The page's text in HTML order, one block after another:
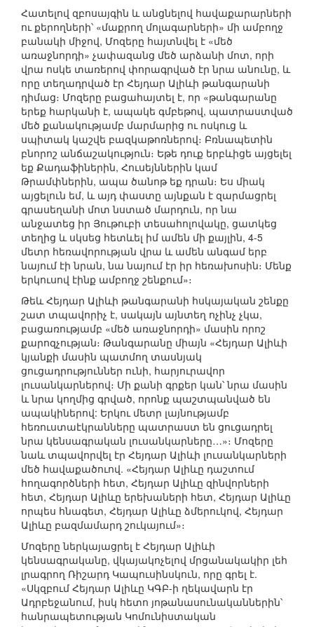
Հատելով զբոսայգին և անցնելով հավաքարարների
ու քերողների՝ «մաքրող մոլագարների» մի ամբողջ
բանակի միջով, Մոզերը հայտնվել է «մեծ
առաջնորդի» չափազանց մեծ արձանի մոտ, որի
վրա ոսկե տառերով փորագրված էր նրա անունը, և
որը տեղադրված էր Հեյդար Ալիևի թանգարանի
դիմաց։ Մոզերը բացահայտել է, որ «թանգարանը
երեք հարկանի է, ապակե գմբեթով, պատրաստված
մեծ քանակությամբ մարմարից ու ոսկուց և
սպիտակ կաշվե բազկաթոռներով։ Բռնապետին
բնորոշ անճաշակություն։ Եթե դուք երբևիցե այցելել
եք Քադաֆիներին, Հուսեյններին կամ
Թրամփներին, ապա ծանոթ եք դրան։ Ես միակ
այցելուն եմ, և այդ փաստը այնքան է զարմացրել
գրասեղանի մոտ նստած մարդուն, որ նա
անջատեց իր Յութուբի տեսահոլովակը, ցատկեց
տեղից և սկսեց հետևել իմ ամեն մի քայլին, 4-5
մետր հեռավորության վրա և ամեն անգամ երբ
նայում էի նրան, նա նայում էր իր հեռախոսին։ Մենք
երկուսով էինք ամբողջ շենքում»։
Թեև Հեյդար Ալիևի թանգարանի հսկայական շենքը
շատ տպավորիչ է, սակայն այնտեղ ոչինչ չկա,
բացառությամբ «մեծ առաջնորդի» մասին որոշ
քարոզչության։ Թանգարանը միայն «Հեյդար Ալիևի
կյանքի մասին պատմող տասնյակ
ցուցադրություններ ունի, հարյուրավոր
լուսանկարներով։ Մի քանի գրքեր կան՝ նրա մասին
և նրա կողմից գրված, որոնք պաշտպանված են
ապակիներով: Երկու մետր լայնությամբ
հեռուստաէկրանները պատրաստ են ցուցադրել
նրա կենսագրական լուսանկարները…»։ Մոզերը
նաև տպավորվել էր Հեյդար Ալիևի լուսանկարների
մեծ հավաքածուով. «Հեյդար Ալիևը դաշտում
հողագործների հետ, Հեյդար Ալիևը զինվորների
հետ, Հեյդար Ալիևը երեխաների հետ, Հեյդար Ալիևը
որպես հնագետ, Հեյդար Ալիևը ձմերուկով, Հեյդար
Ալիևը բազմամարդ շուկայում»։
Մոզերը ներկայացրել է Հեյդար Ալիևի
կենսագրականը, վկայակոչելով մրցանակակիր լեհ
լրագրող Ռիշարդ Կապուսինսկուն, որը գրել է.
«Սկզբում Հեյդար Ալիևը ԿԳԲ-ի ղեկավարն էր
Ադրբեջանում, իսկ հետո յոթանասունականներին՝
հանրապետության Կոմունիստական